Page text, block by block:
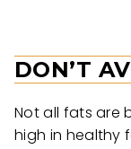
DON’T
Not all fats are
high in healthy